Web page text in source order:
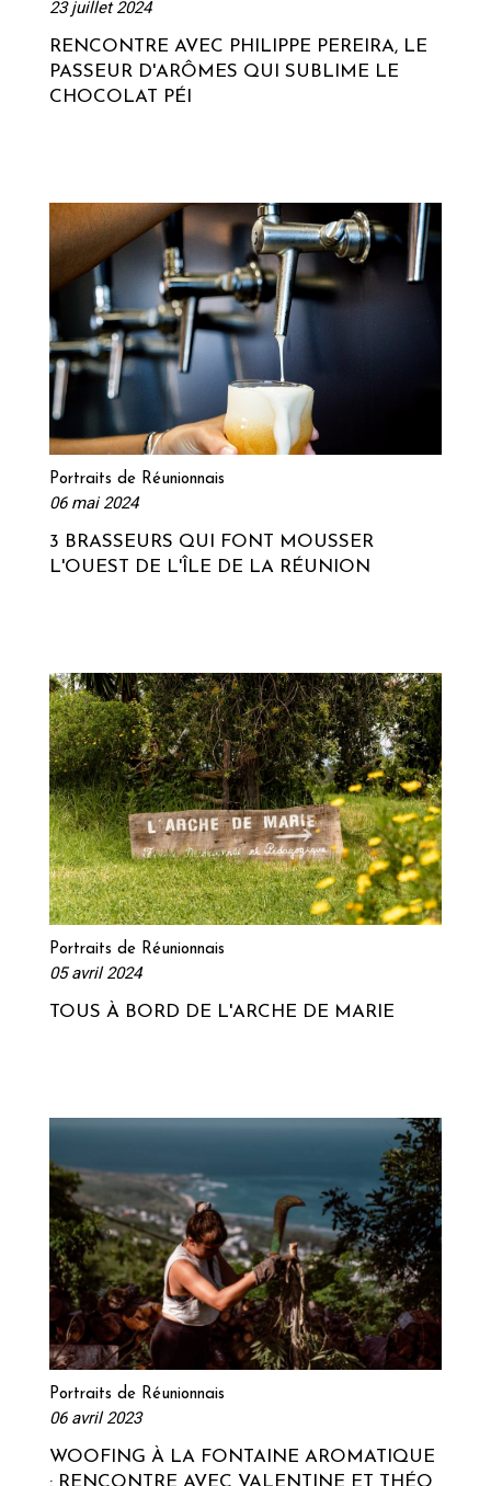
Lire la suite
23 juillet 2024
RENCONTRE AVEC PHILIPPE PEREIRA, LE
PASSEUR D'ARÔMES QUI SUBLIME LE
CHOCOLAT PÉI
Lire la suite
Portraits de Réunionnais
06 mai 2024
3 BRASSEURS QUI FONT MOUSSER
L'OUEST DE L'ÎLE DE LA RÉUNION
Lire la suite
Portraits de Réunionnais
05 avril 2024
TOUS À BORD DE L'ARCHE DE MARIE
Portraits de Réunionnais
06 avril 2023
WOOFING À LA FONTAINE AROMATIQUE
: RENCONTRE AVEC VALENTINE ET THÉO